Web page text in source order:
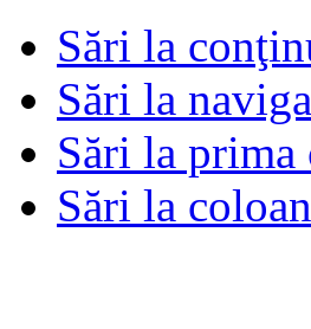
Sări la
Sări la
Sări la prima
Sări la